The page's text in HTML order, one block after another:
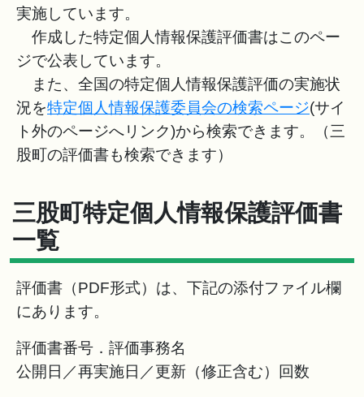
実施しています。
作成した特定個人情報保護評価書はこのペー
ジで公表しています。
また、全国の特定個人情報保護評価の実施状
況を特定個人情報保護委員会の検索ページ(サイ
ト外のページへリンク)から検索できます。（三
股町の評価書も検索できます）
三股町特定個人情報保護評価書
一覧
評価書（PDF形式）は、下記の添付ファイル欄
にあります。
評価書番号．評価事務名
公開日／再実施日／更新（修正含む）回数